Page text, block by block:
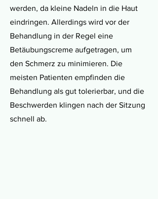
werden, da kleine Nadeln in die Haut
eindringen. Allerdings wird vor der
Behandlung in der Regel eine
Betäubungscreme aufgetragen, um
den Schmerz zu minimieren. Die
meisten Patienten empfinden die
Behandlung als gut tolerierbar, und die
Beschwerden klingen nach der Sitzung
schnell ab.